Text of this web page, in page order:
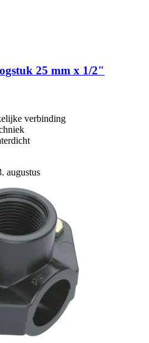
25 mm x 1/2"
verbinding
augustus